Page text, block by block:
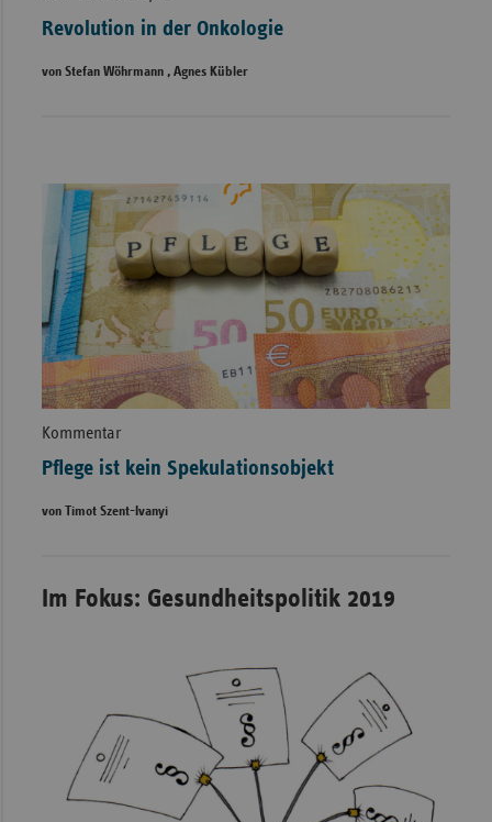
Revolution in der Onkologie
von Stefan Wöhrmann , Agnes Kübler
Kommentar
Pflege ist kein Spekulationsobjekt
von Timot Szent-Ivanyi
Im Fokus: Gesundheitspolitik 2019